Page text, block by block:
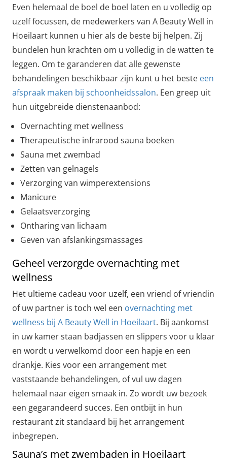
Even helemaal de boel de boel laten en u volledig op
uzelf focussen, de medewerkers van A Beauty Well in
Hoeilaart kunnen u hier als de beste bij helpen. Zij
bundelen hun krachten om u volledig in de watten te
leggen. Om te garanderen dat alle gewenste
behandelingen beschikbaar zijn kunt u het beste een
afspraak maken bij schoonheidssalon. Een greep uit
hun uitgebreide dienstenaanbod:
Overnachting met wellness
Therapeutische infrarood sauna boeken
Sauna met zwembad
Zetten van gelnagels
Verzorging van wimperextensions
Manicure
Gelaatsverzorging
Ontharing van lichaam
Geven van afslankingsmassages
Geheel verzorgde overnachting met
wellness
Het ultieme cadeau voor uzelf, een vriend of vriendin
of uw partner is toch wel een overnachting met
wellness bij A Beauty Well in Hoeilaart. Bij aankomst
in uw kamer staan badjassen en slippers voor u klaar
en wordt u verwelkomd door een hapje en een
drankje. Kies voor een arrangement met
vaststaande behandelingen, of vul uw dagen
helemaal naar eigen smaak in. Zo wordt uw bezoek
een gegarandeerd succes. Een ontbijt in hun
restaurant zit standaard bij het arrangement
inbegrepen.
Sauna’s met zwembaden in Hoeilaart